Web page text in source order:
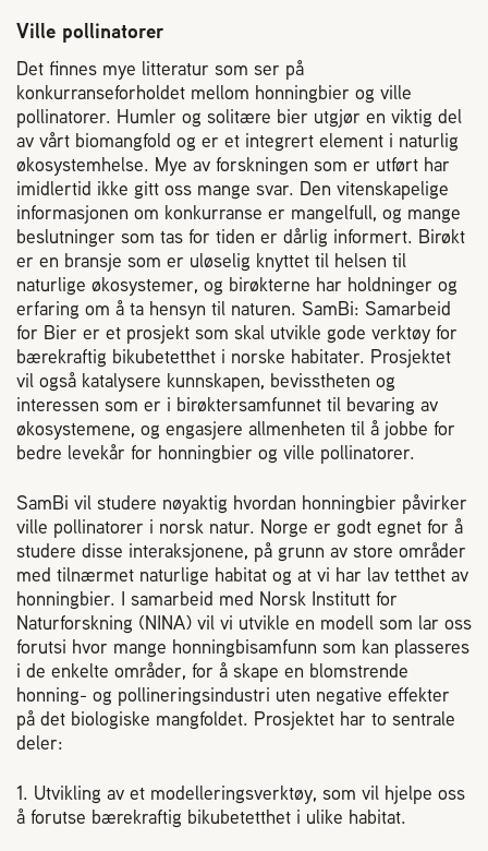
Prosjekter
Norges Birøkterlags standpunkt
Min side (Rubic)
Dampsagveien 14
2004 Lillestrøm
TEL 63 94 20 80
post@norbi.no
Ville pollinatorer
Det finnes mye litteratur som ser på
konkurranseforholdet mellom honningbier og ville
pollinatorer. Humler og solitære bier utgjør en viktig del
av vårt biomangfold og er et integrert element i naturlig
økosystemhelse. Mye av forskningen som er utført har
imidlertid ikke gitt oss mange svar. Den vitenskapelige
informasjonen om konkurranse er mangelfull, og mange
beslutninger som tas for tiden er dårlig informert. Birøkt
er en bransje som er uløselig knyttet til helsen til
naturlige økosystemer, og birøkterne har holdninger og
erfaring om å ta hensyn til naturen. SamBi: Samarbeid
for Bier er et prosjekt som skal utvikle gode verktøy for
bærekraftig bikubetetthet i norske habitater. Prosjektet
vil også katalysere kunnskapen, bevisstheten og
interessen som er i birøktersamfunnet til bevaring av
økosystemene, og engasjere allmenheten til å jobbe for
bedre levekår for honningbier og ville pollinatorer.
SamBi vil studere nøyaktig hvordan honningbier påvirker
ville pollinatorer i norsk natur. Norge er godt egnet for å
studere disse interaksjonene, på grunn av store områder
med tilnærmet naturlige habitat og at vi har lav tetthet av
honningbier. I samarbeid med Norsk Institutt for
Naturforskning (NINA) vil vi utvikle en modell som lar oss
forutsi hvor mange honningbisamfunn som kan plasseres
i de enkelte områder, for å skape en blomstrende
honning- og pollineringsindustri uten negative effekter
på det biologiske mangfoldet. Prosjektet har to sentrale
deler:
1. Utvikling av et modelleringsverktøy, som vil hjelpe oss
å forutse bærekraftig bikubetetthet i ulike habitat.